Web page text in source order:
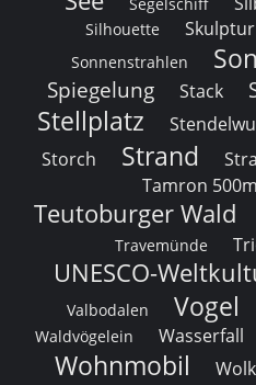
Silhouette
Skulptur
Sonnenstrahlen
Spiegelung Stack
Stellplatz
Storch Strand
Tamron
Teutoburger Wald
Travemünde
UNESCO-
Valbodalen
Vogel
Waldvögelein Wasserfall
Wohnmobil